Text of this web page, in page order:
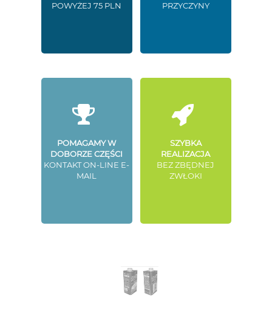
POWYŻEJ 75 PLN
PRZYCZYNY
POMAGAMY W
DOBORZE CZĘŚCI
KONTAKT ON-LINE E-
MAIL
SZYBKA
REALIZACJA
BEZ ZBĘDNEJ
ZWŁOKI